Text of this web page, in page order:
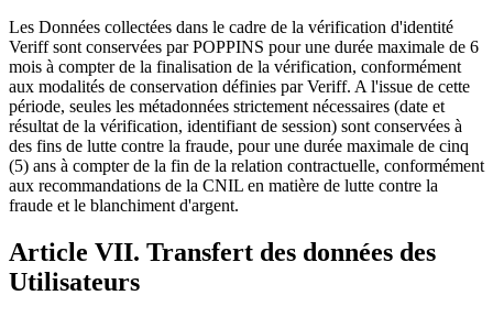
Les Données collectées dans le cadre de la vérification d'identité
Veriff sont conservées par POPPINS pour une durée maximale de 6
mois à compter de la finalisation de la vérification, conformément
aux modalités de conservation définies par Veriff. A l'issue de cette
période, seules les métadonnées strictement nécessaires (date et
résultat de la vérification, identifiant de session) sont conservées à
des fins de lutte contre la fraude, pour une durée maximale de cinq
(5) ans à compter de la fin de la relation contractuelle, conformément
aux recommandations de la CNIL en matière de lutte contre la
fraude et le blanchiment d'argent.
Article VII. Transfert des données des
Utilisateurs